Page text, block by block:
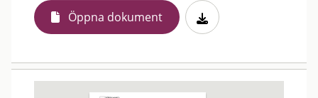
Öppna dokument